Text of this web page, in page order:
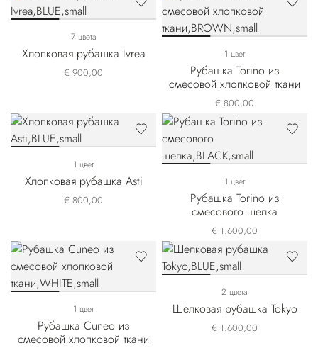
7 цвета
Хлопковая рубашка Ivrea
€ 900,00
1 цвет
Рубашка Torino из
смесовой хлопковой ткани
€ 800,00
1 цвет
Хлопковая рубашка Asti
€ 800,00
1 цвет
Рубашка Torino из
смесового шелка
€ 1.600,00
1 цвет
Рубашка Cuneo из
смесовой хлопковой ткани
2 цвета
Шелковая рубашка Tokyo
€ 1.600,00